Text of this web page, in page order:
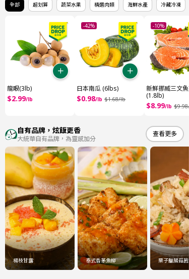
全部 超划算 蔬菜水果 精選肉類 海鮮水產 冷藏冷凍
龍眼(3lb)
$2.99/lb
-42%
日本南瓜 (6lbs)
$0.98/lb $1.68/lb
-10%
新鮮挪威三文魚
(1.8lb)
$8.99/lb $9.98/
自有品牌，炫飯更香
大統華自有品牌，為靈感加分
查看更多
楊枝甘露 泰式香茅魚柳 栗子臘腸菇菌